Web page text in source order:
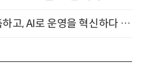
[올쇼TV] AI 인프라를 관측하고, AI로 운영을 혁신하다 (8월 11일 생방송)